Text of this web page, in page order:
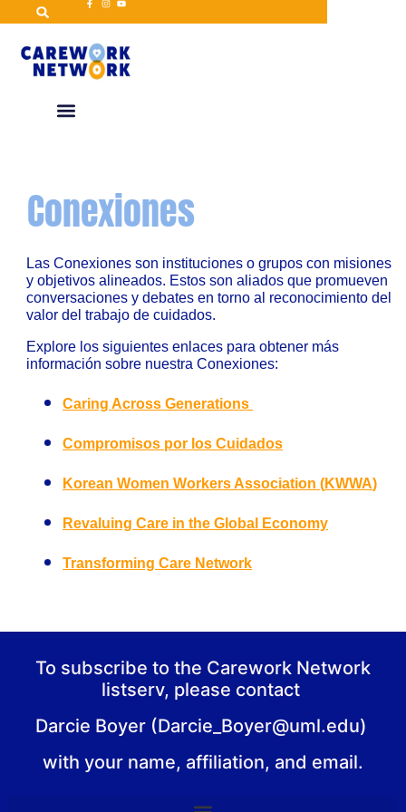
Conexiones
Las Conexiones son instituciones o grupos con misiones
y objetivos alineados. Estos son aliados que promueven
conversaciones y debates en torno al reconocimiento del
valor del trabajo de cuidados.
Explore los siguientes enlaces para obtener más
información sobre nuestra Conexiones:
Caring Across Generations
Compromisos por los Cuidados
Korean Women Workers Association (KWWA)
Revaluing Care in the Global Economy
Transforming Care Network
To subscribe to the Carework Network
listserv, please contact
Darcie Boyer (Darcie_Boyer@uml.edu)
with your name, affiliation, and email.